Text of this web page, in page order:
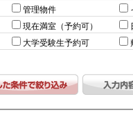
管理物件
現在満室（予約可）
大学受験生予約可